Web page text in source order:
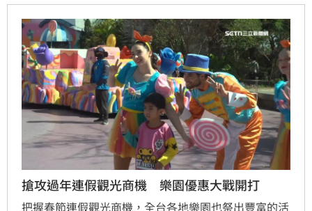
搶攻過年連假觀光商機 樂園優惠大戰開打
把握春節連假觀光商機，全台各地樂園也祭出豐富的活